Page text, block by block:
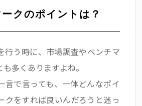
クのポイントは？
行う時に、市場調査やベンチマ
多くありますよね。
言で言っても、一体どんなポイ
クをすれば良いんだろうと迷っ